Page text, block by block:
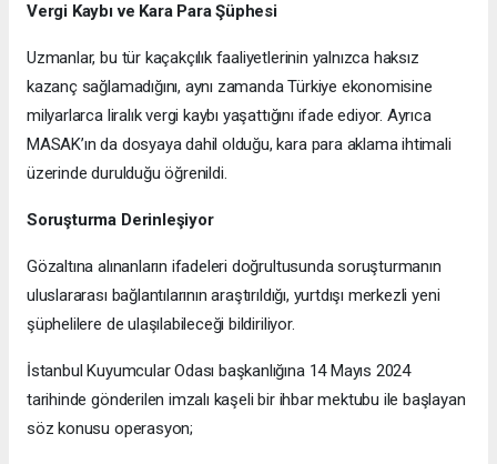
Vergi Kaybı ve Kara Para Şüphesi
Uzmanlar, bu tür kaçakçılık faaliyetlerinin yalnızca haksız
kazanç sağlamadığını, aynı zamanda Türkiye ekonomisine
milyarlarca liralık vergi kaybı yaşattığını ifade ediyor. Ayrıca
MASAK’ın da dosyaya dahil olduğu, kara para aklama ihtimali
üzerinde durulduğu öğrenildi.
Soruşturma Derinleşiyor
Gözaltına alınanların ifadeleri doğrultusunda soruşturmanın
uluslararası bağlantılarının araştırıldığı, yurtdışı merkezli yeni
şüphelilere de ulaşılabileceği bildiriliyor.
İstanbul Kuyumcular Odası başkanlığına 14 Mayıs 2024
tarihinde gönderilen imzalı kaşeli bir ihbar mektubu ile başlayan
söz konusu operasyon;